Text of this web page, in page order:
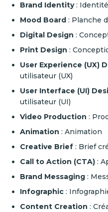
Brand Identity:
Mood Board : Planche
Digital Design :
Print Design :
User Experience (UX)
utilisateur (UX)
User Interface (UI)
utilisateur (UI)
Video Production :
Animation : Animation
Creative Brief : Brief
Call to Action (CTA) :
Brand Messaging :
Infographic :
Content Creation :